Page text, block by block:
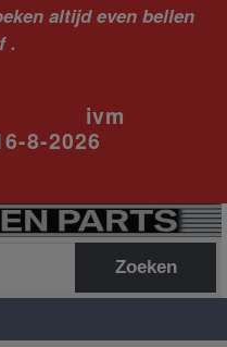
altijd even bellen
.
8-2026
Zoeken